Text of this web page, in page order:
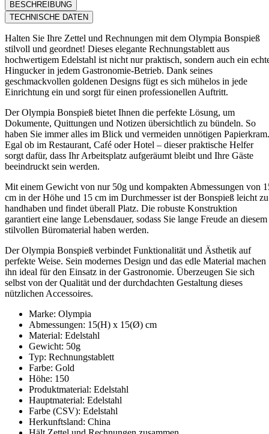
BESCHREIBUNG
TECHNISCHE DATEN
Halten Sie Ihre Zettel und Rechnungen mit dem Olympia Bonspieß
stilvoll und geordnet! Dieses elegante Rechnungstablett aus
hochwertigem Edelstahl ist nicht nur praktisch, sondern auch ein
Hingucker in jedem Gastronomie-Betrieb. Dank seines
geschmackvollen goldenen Designs fügt es sich mühelos in jede
Einrichtung ein und sorgt für einen professionellen Auftritt.
Der Olympia Bonspieß bietet Ihnen die perfekte Lösung, um
Dokumente, Quittungen und Notizen übersichtlich zu bündeln. So
haben Sie immer alles im Blick und vermeiden unnötigen Papierkram.
Egal ob im Restaurant, Café oder Hotel – dieser praktische Helfer
sorgt dafür, dass Ihr Arbeitsplatz aufgeräumt bleibt und Ihre Gäste
beeindruckt sein werden.
Mit einem Gewicht von nur 50g und kompakten Abmessungen von
cm in der Höhe und 15 cm im Durchmesser ist der Bonspieß leicht zu
handhaben und findet überall Platz. Die robuste Konstruktion
garantiert eine lange Lebensdauer, sodass Sie lange Freude an diesem
stilvollen Büromaterial haben werden.
Der Olympia Bonspieß verbindet Funktionalität und Ästhetik auf
perfekte Weise. Sein modernes Design und das edle Material machen
ihn ideal für den Einsatz in der Gastronomie. Überzeugen Sie sich
selbst von der Qualität und der durchdachten Gestaltung dieses
nützlichen Accessoires.
Marke: Olympia
Abmessungen: 15(H) x 15(Ø) cm
Material: Edelstahl
Gewicht: 50g
Typ: Rechnungstablett
Farbe: Gold
Höhe: 150
Produktmaterial: Edelstahl
Hauptmaterial: Edelstahl
Farbe (CSV): Edelstahl
Herkunftsland: China